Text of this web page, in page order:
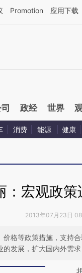
新文章[https://
Promotion 应用下载
政经 世界
消费 能源 健康
：宏观政
2013年07月23日
价格等政策措施，支持
的发展，扩大国内外需求